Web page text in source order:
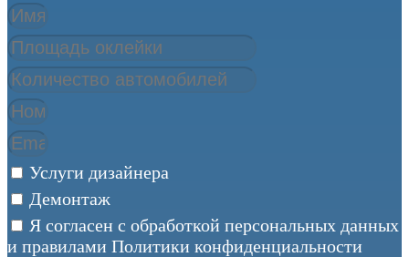
Услуги дизайнера
Демонтаж
Я согласен с обработкой персональных данных
и правилами Политики конфиденциальности